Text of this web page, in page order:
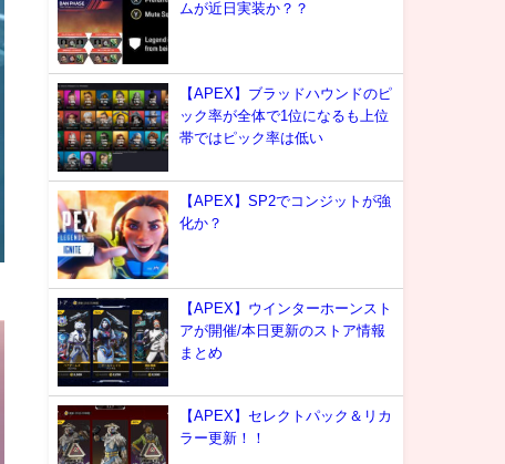
ムが近日実装か？？
【APEX】ブラッドハウンドのピ
ック率が全体で1位になるも上位
帯ではピック率は低い
【APEX】SP2でコンジットが強
化か？
【APEX】ウインターホーンスト
アが開催/本日更新のストア情報
まとめ
【APEX】セレクトパック＆リカ
ラー更新！！